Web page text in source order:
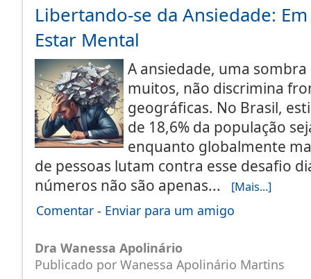
Libertando-se da Ansiedade:
Estar Mental
A ansiedade, uma
muitos, não discrimina
geográficas. No Brasil,
de 18,6% da população
enquanto globalmente
de pessoas lutam contra esse desafio
números não são apenas...
[Mais...]
Comentar - Enviar para um amigo
Dra Wanessa Apolinário
Publicado por Wanessa Apolinário Martins